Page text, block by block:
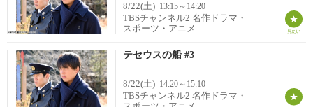
8/22(土) 13:15～14:20
TBSチャンネル2 名作ドラマ・
スポーツ・アニメ
テセウスの船 #3
8/22(土) 14:20～15:10
TBSチャンネル2 名作ドラマ・